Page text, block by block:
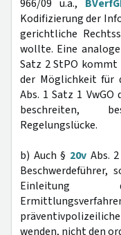
966/09 u.a.,
Kodifizierung der
gerichtliche
wollte. Eine
Satz 2 StPO
der Möglichkeit für
Abs. 1 Satz 1
beschreiten,
Regelungslücke.
b) Auch § 20vAbs.
Beschwerdeführer,
Einleitung
wenden, nicht den